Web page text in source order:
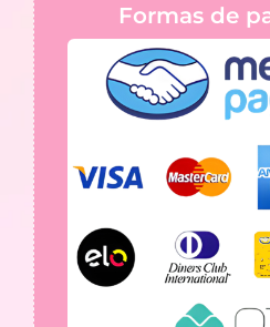
Formas de